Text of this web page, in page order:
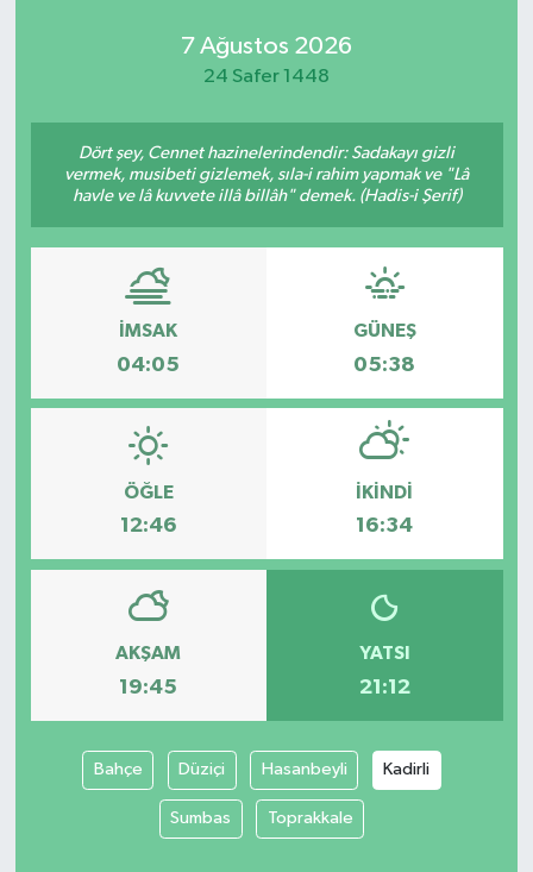
7 Ağustos 2026
24 Safer 1448
Dört şey, Cennet hazinelerindendir: Sadakayı gizli
vermek, musibeti gizlemek, sıla-i rahim yapmak ve "Lâ
havle ve lâ kuvvete illâ billâh" demek. (Hadis-i Şerif)
İMSAK
04:05
GÜNEŞ
05:38
ÖĞLE
12:46
İKINDI
16:34
AKŞAM
19:45
YATSI
21:12
Bahçe Düziçi Hasanbeyli Kadirli
Sumbas Toprakkale